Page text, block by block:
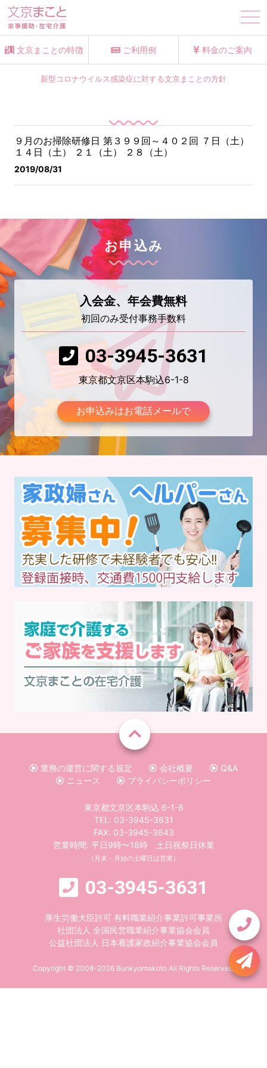
文京まことの特徴 ご利用例 料金のご案内
新型コロナウイルス感染症に対する文京まことの方針
９月のお掃除研修日 第３９９回～４０２回 ７日（土）
１４日（土） ２１（土） ２８（土）
2019/08/31
お申込み
入会金、年会費無料
初回のみ受付事務手数料
03-3945-3631
東京都文京区本駒込6-1-8
お申込みはお電話メールで
業務の運営に関する規定 会社概要
Q&A
ニュース
プライバシーポリシー
東京都文京区本駒込 6-1-8
TEL: 03-3945-3631
FAX: 03-3945-3643
営業時間: 平日9時〜18時 土日祝祭日休業
（月末・月始の土曜日は営業）
03-3945-3631
厚生労働大臣許可 有料職業紹介事業許可事業所
社団法人 全国民営職業紹介事業協会会員
公益社団法人 日本看護家政紹介事業協会会員
Copyright © 2008-2026 Bunkyomakoto All Rights Reserved.